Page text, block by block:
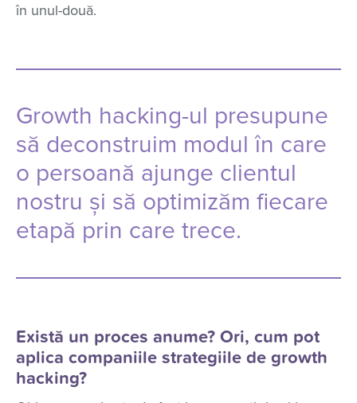
în unul-două.
Growth hacking-ul presupune
să deconstruim modul în care
o persoană ajunge clientul
nostru și să optimizăm fiecare
etapă prin care trece.
Există un proces anume? Ori, cum pot
aplica companiile strategiile de growth
hacking?